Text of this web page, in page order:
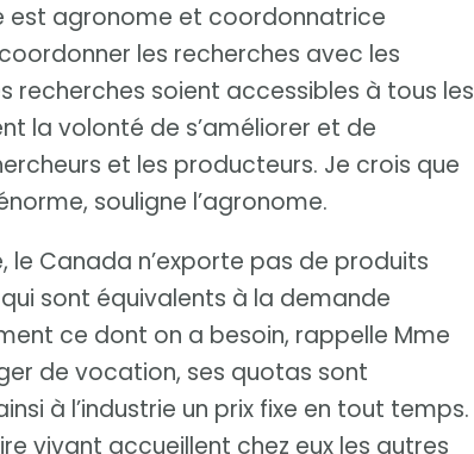
est agronome et coordonnatrice
les recherches avec les
recherches soient accessibles à tous les
la volonté de s’améliorer et de
et les producteurs. Je crois que
souligne l’agronome.
Canada n’exporte pas de produits
sont équivalents à la demande
ce dont on a besoin, rappelle Mme
de vocation, ses quotas sont
à l’industrie un prix fixe en tout temps.
vivant accueillent chez eux les autres